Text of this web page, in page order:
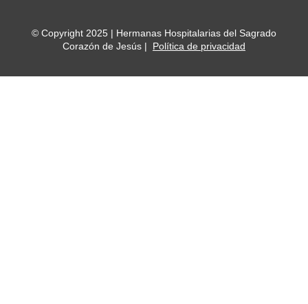
© Copyright 2025 | Hermanas Hospitalarias del Sagrado
Corazón de Jesús | Política de privacidad